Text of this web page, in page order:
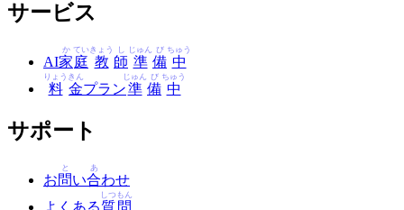
サービス
AI家
か
庭
てい
教
きょう
師
し
準
じゅん
備
び
中
ちゅう
料
りょう
金
きん
プラン準
じゅん
備
び
中
ちゅう
サポート
お問
と
い合
あ
わせ
しつ もん